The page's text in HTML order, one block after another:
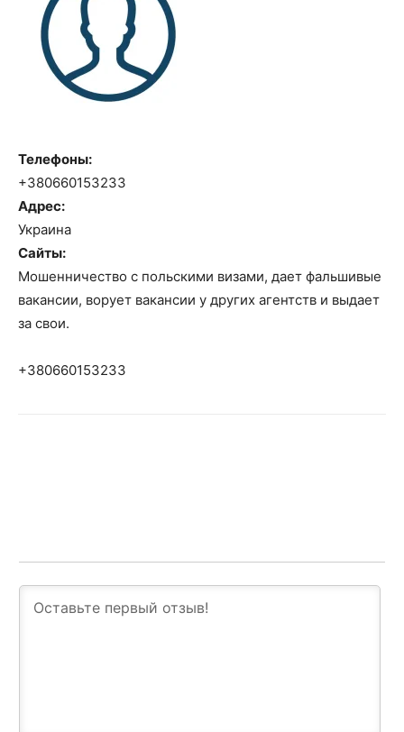
Телефоны:
+380660153233
Адрес:
Украина
Сайты:
Мошенничество с польскими визами, дает фальшивые
вакансии, ворует вакансии у других агентств и выдает
за свои.
+380660153233